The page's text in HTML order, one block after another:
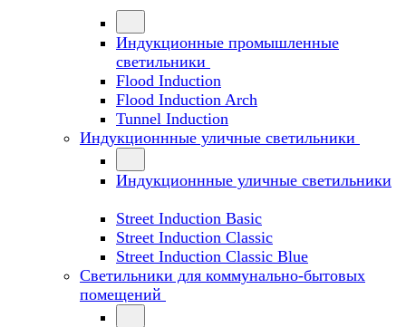
Индукционные промышленные
светильники
Flood Induction
Flood Induction Arch
Tunnel Induction
Индукционнные уличные светильники
Индукционнные уличные светильники
Street Induction Basic
Street Induction Classic
Street Induction Classic Blue
Светильники для коммунально-бытовых
помещений